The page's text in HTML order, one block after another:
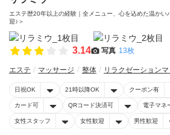
エステ歴20年以上の経験｜全メニュー、心を込めた温かい
迎♪＞
3.14 写真 13枚
エステ マッサージ 整体 リラクゼーション
日祝OK 21時以降OK クーポン有
カード可 QRコード決済可 電子マネ
女性スタッフ 女性歓迎 男性歓迎